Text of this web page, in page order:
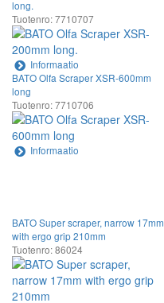
long.
Tuotenro: 7710707
Informaatio
BATO Olfa Scraper XSR-600mm
long
Tuotenro: 7710706
Informaatio
BATO Super scraper, narrow 17mm
with ergo grip 210mm
Tuotenro: 86024